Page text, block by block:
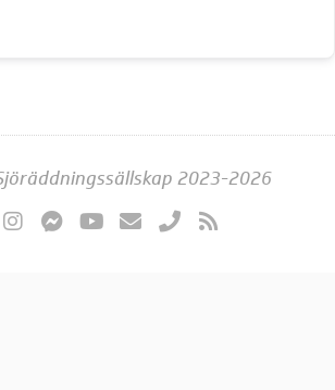
2023-2026